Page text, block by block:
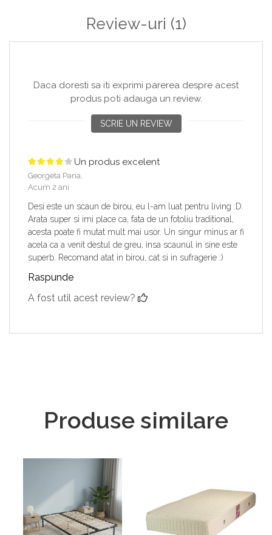
Review-uri (1)
Daca doresti sa iti exprimi parerea despre acest
produs poti adauga un review.
SCRIE UN REVIEW
Un produs excelent
Georgeta Pana,
Acum 2 ani
Desi este un scaun de birou, eu l-am luat pentru living :D.
Arata super si imi place ca, fata de un fotoliu traditional,
acesta poate fi mutat mult mai usor. Un singur minus ar fi
acela ca a venit destul de greu, insa scaunul in sine este
superb. Recomand atat in birou, cat si in sufragerie :)
Raspunde
A fost util acest review?
Produse similare